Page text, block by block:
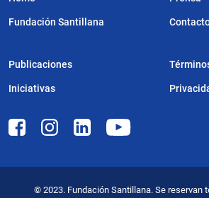
Fundación Santillana
Publicaciones
Iniciativas
© 2023. Fundación Santillana. Se reservan